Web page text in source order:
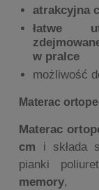
atrakcyjna
łatwe
w pralce
możliwość
Materac
Materac
cm i składa
pianki
memory,